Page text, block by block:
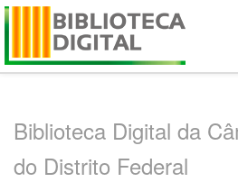
Skip
Biblioteca Digital da
do Distrito Federal